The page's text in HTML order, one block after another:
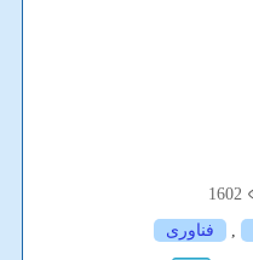
1602
, فناوری